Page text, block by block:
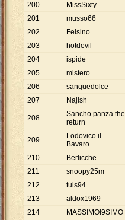
200
MissSixty
201
musso66
202
Felsino
203
hotdevil
204
ispide
205
mistero
206
sanguedolce
207
Najish
208
Sancho panza the
return
209
Lodovico il
Bavaro
210 Berlicche
211
snoopy25m
212
tuis94
213
aldox1969
214
MASSIMOI9SIMO